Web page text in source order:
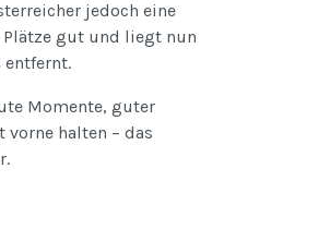
jedoch eine
Plätze gut und liegt nun
entfernt.
Momente, guter
halten – das